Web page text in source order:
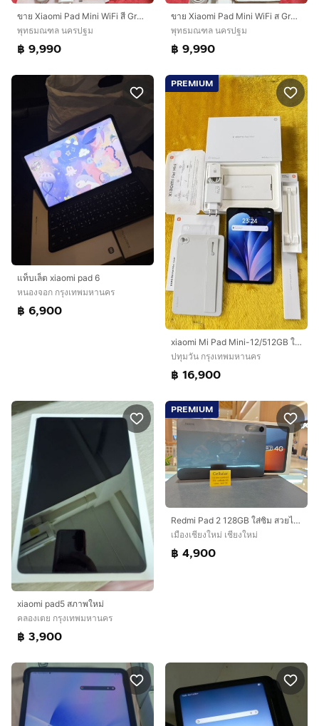
ขาย Xiaomi Pad Mini WiFi สี Gray เครื่องศูนย์ไทย ประกันเหลือ
พุทธมณฑล นครปฐม
฿ 9,990
ขาย Xiaomi Pad Mini WiFi ส Gray เครื่องศูนย์ไทย
พุทธมณฑล นครปฐม
฿ 9,990
แท็บเล็ต xiaomi pad 6
หนองจอก กรุงเทพมหานคร
฿ 6,900
PREMIUM
xiaomi Mi Pad Mini-12/512GB ใหม่มาก
ปทุมวัน กรุงเทพมหานคร
฿ 16,900
xiaomi pad5 สภาพใหม่
คลองเตย กรุงเทพมหานคร
฿ 3,900
PREMIUM
Redmi Pad 2 128GB ใส่ซิม สวยไร้รอย ประกันศูนย์ไทยปีกว่า ครบกล่อง
เมืองเชียงใหม่ เชียงใหม่
฿ 4,900